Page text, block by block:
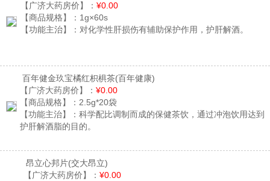
【广济大药房价】： ¥0.00
【商品规格】： 1g×60s
【功能主治】： 对化学性肝损伤有辅助保护作用，护肝解酒。
百年健金玖宝橘红枳椇茶(百年健康)
【广济大药房价】： ¥0.00
【商品规格】： 2.5g*20袋
【功能主治】： 科学配比调制而成的保健茶饮，通过冲泡饮用达到
护肝解酒脂的目的。
昂立心邦片(交大昂立)
【广济大药房价】： ¥0.00